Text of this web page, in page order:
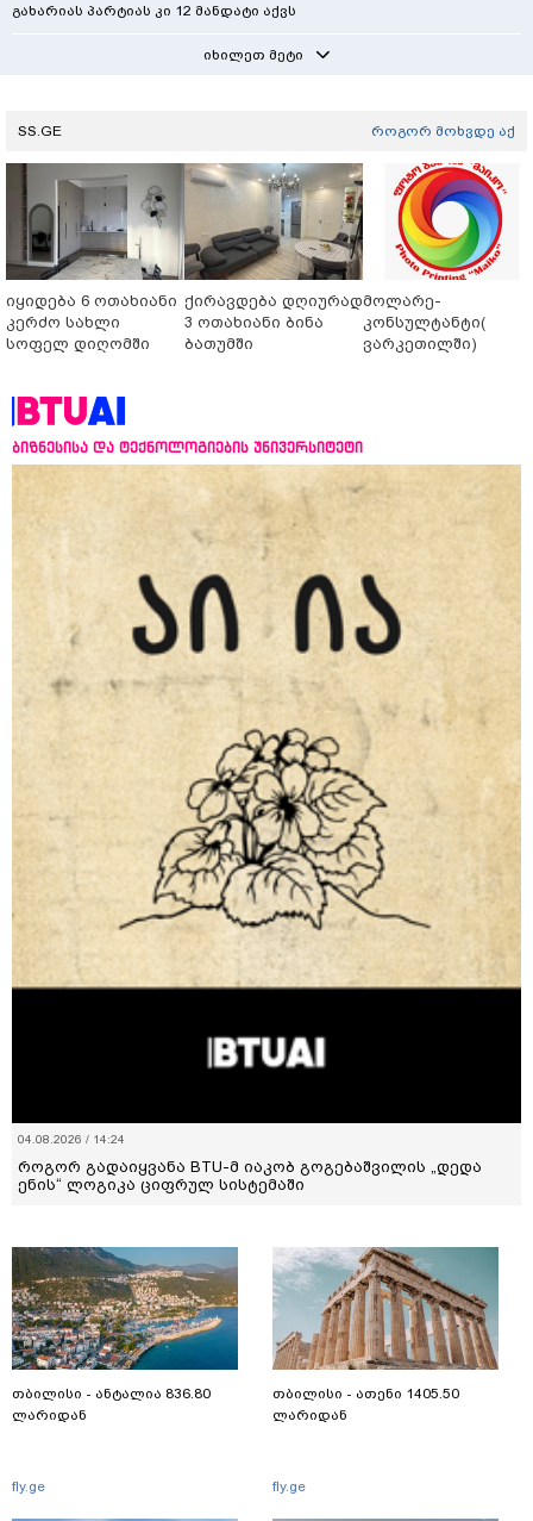
გახარიას პარტიას კი 12 მანდატი აქვს
იხილეთ მეტი
SS.GE როგორ მოხვდე აქ
იყიდება 6 ოთახიანი
კერძო სახლი
სოფელ დიღომში
ქირავდება დღიურად
3 ოთახიანი ბინა
ბათუმში
მოლარე-
კონსულტანტი(
ვარკეთილში)
ბიზნესისა და ტექნოლოგიების უნივერსიტეტი
04.08.2026 / 14:24
როგორ გადაიყვანა BTU-მ იაკობ გოგებაშვილის „დედა
ენის“ ლოგიკა ციფრულ სისტემაში
თბილისი - ანტალია 836.80
ლარიდან
fly.ge
თბილისი - ათენი 1405.50
ლარიდან
fly.ge